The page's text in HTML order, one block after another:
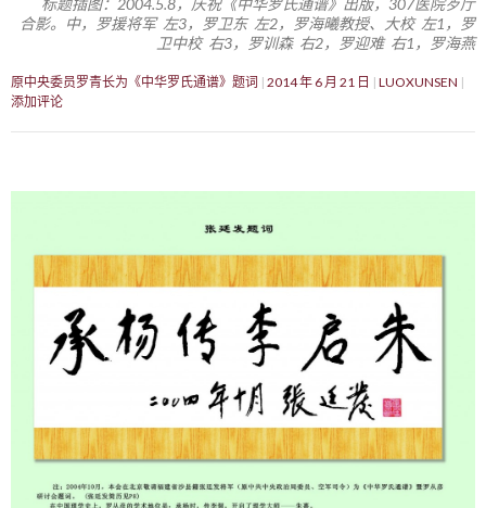
标题插图：2004.5.8，庆祝《中华罗氏通谱》出版，307医院歺厅
合影。中，罗援将军 左3，罗卫东 左2，罗海曦教授、大校 左1，罗
卫中校 右3，罗训森 右2，罗迎难 右1，罗海燕
原中央委员罗青长为《中华罗氏通谱》题词 2014 年 6 月 21 日
LUOXUNSEN
添加评论